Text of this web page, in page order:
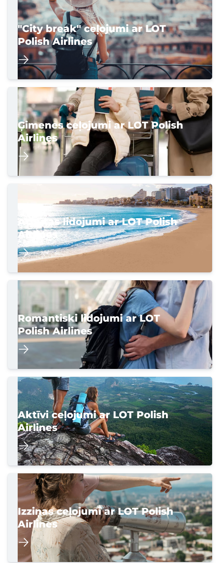
"City break" ceļojumi ar LOT
Polish Airlines
Ģimenes ceļojumi ar LOT Polish
Airlines
Atpūtas lidojumi ar LOT Polish
Airlines
Romantiski lidojumi ar LOT
Polish Airlines
Aktīvi ceļojumi ar LOT Polish
Airlines
Izziņas ceļojumi ar LOT Polish
Airlines